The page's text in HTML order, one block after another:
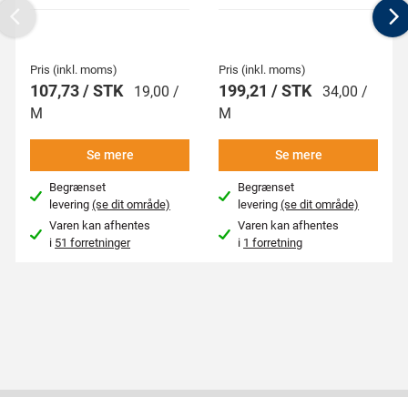
Pris (inkl. moms)
107,73 / STK
19,00 /
M
Se mere
Begrænset
levering(se dit område)
Varen kan afhentes
i 51 forretninger
Pris (inkl. moms)
199,21 / STK 34,00 /
M
Se mere
Begrænset
levering(se dit område)
Varen kan afhentes
i 1 forretning
Previous